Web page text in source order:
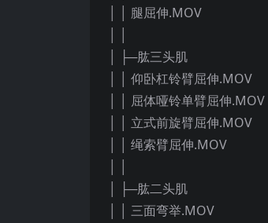
│ │ 腿屈伸.MOV
│ ├─肱三头肌
│ │ 仰卧杠铃臂屈伸.MOV
│ │ 屈体哑铃单臂屈伸.MOV
│ │ 立式前旋臂屈伸.MOV
│ │ 绳索臂屈伸.MOV
│ ├─肱二头肌
│ │ 三面弯举.MOV